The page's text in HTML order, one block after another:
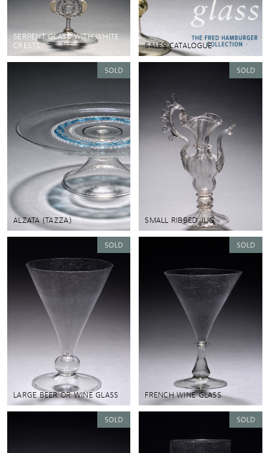
SERPENT GLASS WITH WHITE
CRESTS.
SALES CATALOGUE
ALZATA (TAZZA) SMALL RIBBED JUG
LARGE BEER OR WINE GLASS FRENCH WINE GLASS